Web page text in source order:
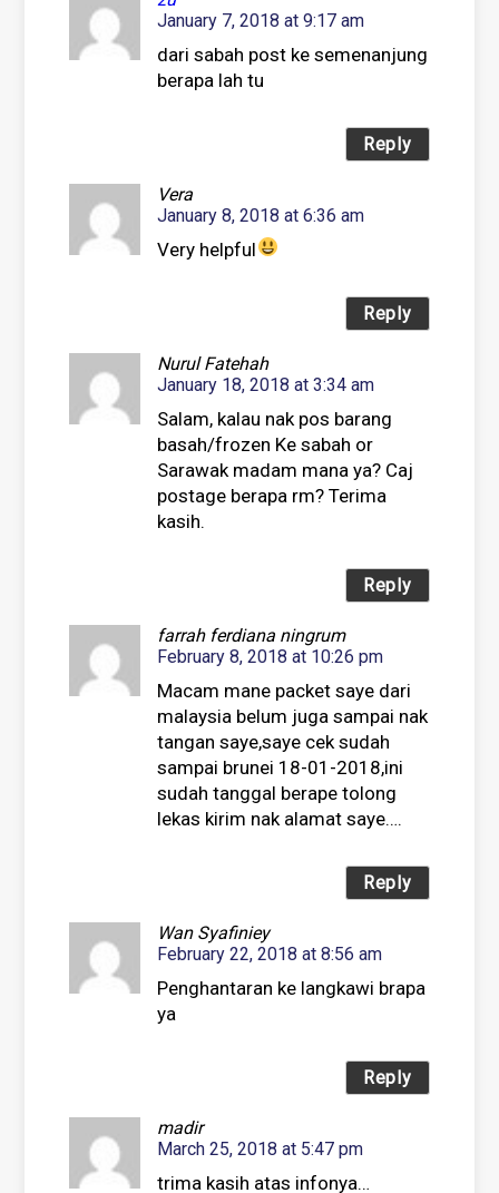
January 7, 2018 at 9:17 am
dari sabah post ke semenanjung
berapa lah tu
Reply
Vera
January 8, 2018 at 6:36 am
Very helpful
Reply
Nurul Fatehah
January 18, 2018 at 3:34 am
Salam, kalau nak pos barang
basah/frozen Ke sabah or
Sarawak madam mana ya? Caj
postage berapa rm? Terima
kasih.
Reply
farrah ferdiana ningrum
February 8, 2018 at 10:26 pm
Macam mane packet saye dari
malaysia belum juga sampai nak
tangan saye,saye cek sudah
sampai brunei 18-01-2018,ini
sudah tanggal berape tolong
lekas kirim nak alamat saye….
Reply
Wan Syafiniey
February 22, 2018 at 8:56 am
Penghantaran ke langkawi brapa
ya
Reply
madir
March 25, 2018 at 5:47 pm
trima kasih atas infonya…